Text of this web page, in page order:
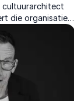
cultuurarchitect
die organisaties